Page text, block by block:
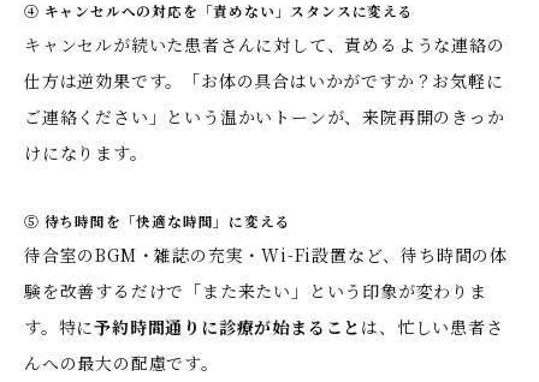
④ キャンセルへの対応を「責めない」スタンスに変える
キャンセルが続いた患者さんに対して、責めるような連絡の
仕方は逆効果です。「お体の具合はいかがですか？お気軽に
ご連絡ください」という温かいトーンが、来院再開のきっか
けになります。
⑤ 待ち時間を「快適な時間」に変える
待合室のBGM・雑誌の充実・Wi-Fi設置など、待ち時間の体
験を改善するだけで「また来たい」という印象が変わりま
す。特に予約時間通りに診療が始まること は、忙しい患者さ
んへの最大の配慮です。